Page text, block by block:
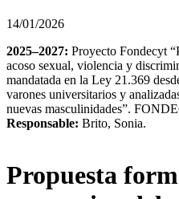
14/01/2026
2025–2027: Proyecto Fondecyt
acoso sexual, violencia y
mandatada en la Ley 21.369
varones universitarios y
nuevas masculinidades”.
Responsable: Brito, Sonia.
Propuesta